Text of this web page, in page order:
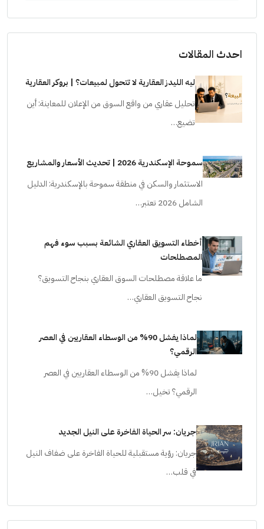
ليه الليدز العقارية لا تتحول لمبيعات؟ | بروكر العقارية
تحليل عقاري من واقع السوق من الإعلان للمعاينة: أين
سموحة الإسكندرية 2026 | تحديث الأسعار والمشاريع
الاستثمار والسكن في منطقة سموحة بالإسكندرية: الدليل
أخطاء التسويق العقاري الشائعة بسبب سوء فهم
المصطلحات
ما علاقة مصطلحات السوق العقاري بنجاح التسويق؟
الرقمي؟
جريان: سر الحياة الفاخرة على النيل الجديد
جريان: رؤية مستقبلية للحياة الفاخرة على ضفاف النيل